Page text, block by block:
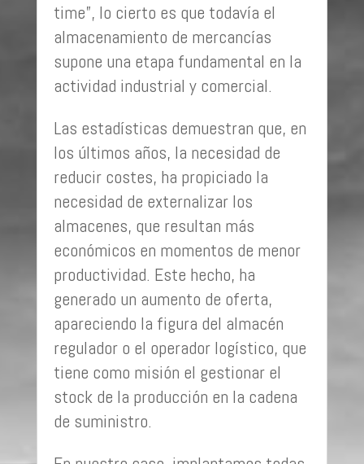
time”, lo cierto es que todavía el
almacenamiento de mercancías
supone una etapa fundamental en la
actividad industrial y comercial.
Las estadísticas demuestran que, en
los últimos años, la necesidad de
reducir costes, ha propiciado la
necesidad de externalizar los
almacenes, que resultan más
económicos en momentos de menor
productividad. Este hecho, ha
generado un aumento de oferta,
apareciendo la figura del almacén
regulador o el operador logístico, que
tiene como misión el gestionar el
stock de la producción en la cadena
de suministro.